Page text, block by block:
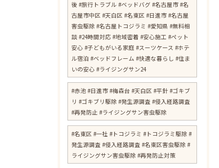
後 #旅行トラブル #ベッドバグ #名古屋市 #名
古屋市中区 #天白区 #名東区 #日進市 #名古屋
害虫駆除 #名古屋トコジラミ #愛知県 #無料相
談 #24時間対応 #地域密着 #安心施工 #ペット
安心 #子どもがいる家庭 #スーツケース #ホテ
ル宿泊 #ベッドフレーム #快適な暮らし #住ま
いの安心 #ライジングサン24
#赤池 #日進市 #梅森台 #天白区 #平針 #ゴキブ
リ #ゴキブリ駆除 #発生源調査 #侵入経路調査
#再発防止 #ライジングサン害虫駆除
#名東区 #一社 #トコジラミ #トコジラミ駆除 #
発生源調査 #侵入経路調査 #名東区害虫駆除 #
ライジングサン害虫駆除 #再発防止対策